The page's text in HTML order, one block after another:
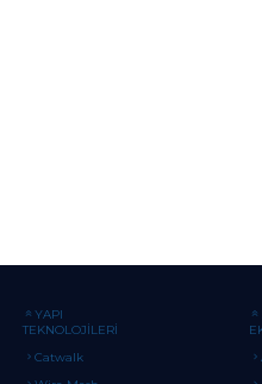
YAPI
TEKNOLOJİLERİ
Catwalk